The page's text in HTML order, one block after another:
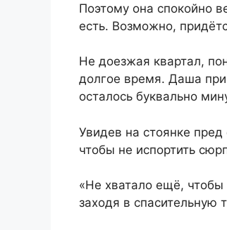
Поэтому она спокойно
есть. Возможно,
Не доезжая квартал,
долгое время. Даша
осталось буквально
Увидев на стоянке
чтобы не испортить
«Не хватало ещё,
заходя в спасительную